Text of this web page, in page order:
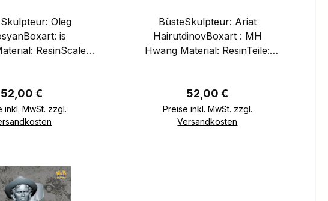
is
ResinScale :
Regulärer Preis:
52,00 €
inkl. MwSt. zzgl.
BüsteSkulpteur: Ariat
HairutdinovBoxart : MH
Hwang Material: ResinTeile:
Regulärer Preis:
52,00 €
Preise inkl. MwSt. zzgl.
Versandkosten